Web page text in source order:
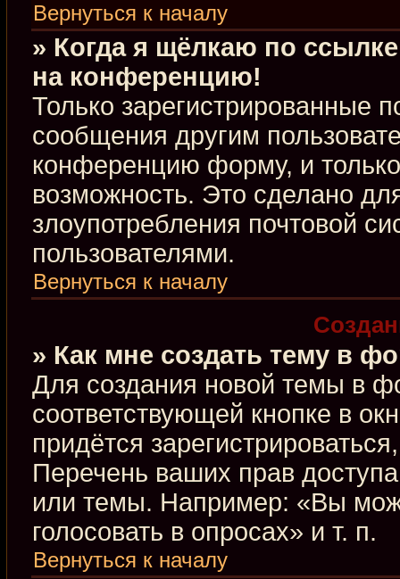
Вернуться к началу
» Когда я щёлкаю по
на конференцию!
Только зарегистрированные
сообщения другим
конференцию форму, и
возможность. Это сделано
злоупотребления почтовой
пользователями.
Вернуться к началу
» Как мне создать тему в
Для создания новой темы в
соответствующей кнопке в
придётся
Перечень ваших прав
или темы. Например: «Вы
голосовать в опросах» и т. п.
Вернуться к началу